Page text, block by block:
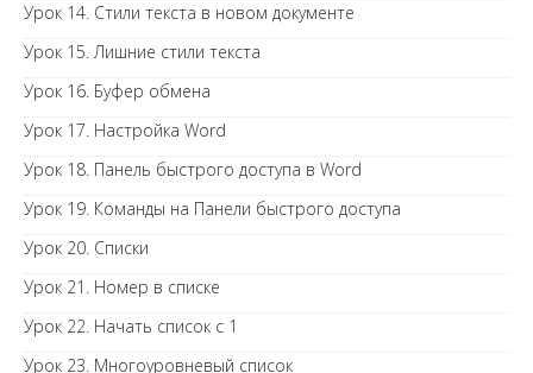
Урок 14. Стили текста в новом документе
Урок 15. Лишние стили текста
Урок 16. Буфер обмена
Урок 17. Настройка Word
Урок 18. Панель быстрого доступа в Word
Урок 19. Команды на Панели быстрого доступа
Урок 20. Списки
Урок 21. Номер в списке
Урок 22. Начать список с 1
Урок 23. Многоуровневый список